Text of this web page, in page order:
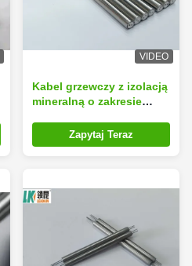
VIDEO
Kabel grzewczy z izolacją
mineralną o zakresie
i izolacji MgO o wysokiej
czystości 99,6% do
Zapytaj Teraz